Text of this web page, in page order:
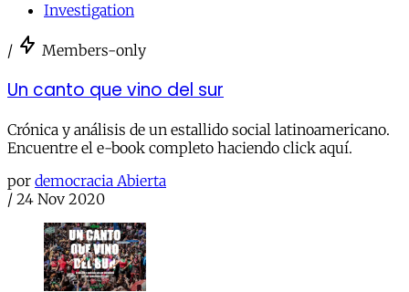
Investigation
/ Members-only
Un canto que vino del sur
Crónica y análisis de un estallido social latinoamericano.
Encuentre el e-book completo haciendo click aquí.
por democracia Abierta
/ 24 Nov 2020